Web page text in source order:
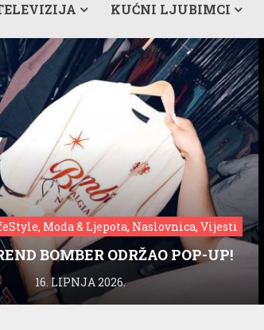
KUĆNI LJUBIMCI
Moda & Ljepota, Naslovnica, Vijesti
BOMBER ODRŽAO POP-UP!
16. LIPNJA 2026.